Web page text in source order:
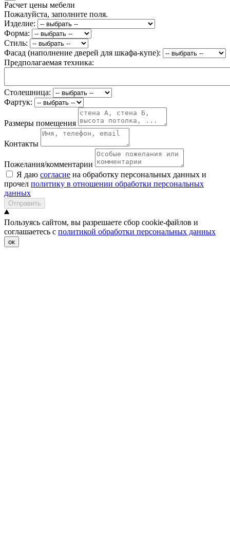
Расчет цены мебели
Пожалуйста, заполните поля.
Изделие:
Форма:
Стиль:
Фасад (наполнение дверей для шкафа-купе):
Предполагаемая техника:
Столешница:
Фартук:
Размеры помещения
Контакты
Пожелания/комментарии
Я даю согласие на обработку персональных данных и
прочел политику в отношении обработки персональных
данных
Отправить
Пользуясь сайтом, вы разрешаете сбор cookie-файлов и
соглашаетесь с политикой обработки персональных данных
ок